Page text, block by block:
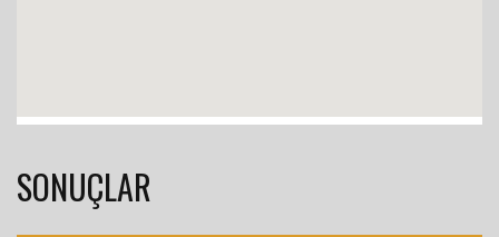
SONUÇLAR